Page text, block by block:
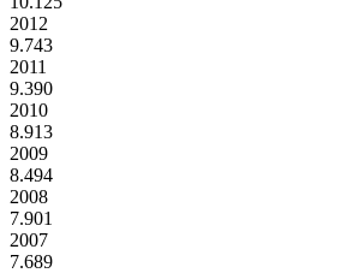
2012
9.743
2011
9.390
2010
8.913
2009
8.494
2008
7.901
2007
7.689